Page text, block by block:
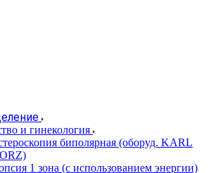
и гинекология
биполярная (оборуд. KARL
1 зона (с использованием энергии)